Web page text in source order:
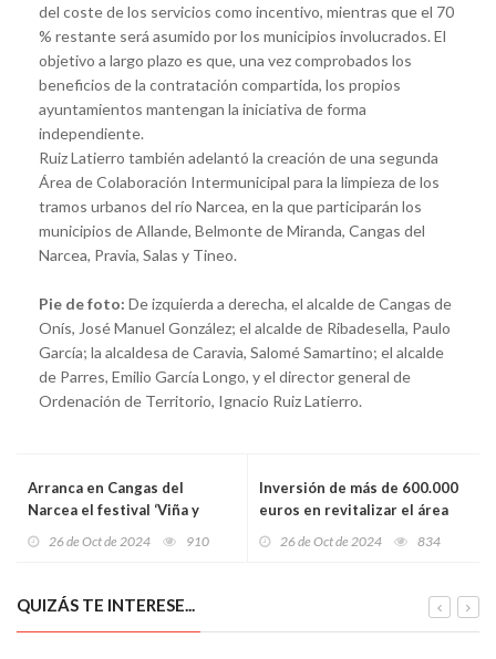
del coste de los servicios como incentivo, mientras que el 70
% restante será asumido por los municipios involucrados. El
objetivo a largo plazo es que, una vez comprobados los
beneficios de la contratación compartida, los propios
ayuntamientos mantengan la iniciativa de forma
independiente.
Ruiz Latierro también adelantó la creación de una segunda
Área de Colaboración Intermunicipal para la limpieza de los
tramos urbanos del río Narcea, en la que participarán los
municipios de Allande, Belmonte de Miranda, Cangas del
Narcea, Pravia, Salas y Tineo.
Pie de foto: De izquierda a derecha, el alcalde de Cangas de
Onís, José Manuel González; el alcalde de Ribadesella, Paulo
García; la alcaldesa de Caravia, Salomé Samartino; el alcalde
de Parres, Emilio García Longo, y el director general de
Ordenación de Territorio, Ignacio Ruiz Latierro.
Arranca en Cangas del
Narcea el festival ‘Viña y
26 de Oct de 2024 910
Inversión de más de 600.000
euros en revitalizar el área
26 de Oct de 2024 834
QUIZÁS TE INTERESE...